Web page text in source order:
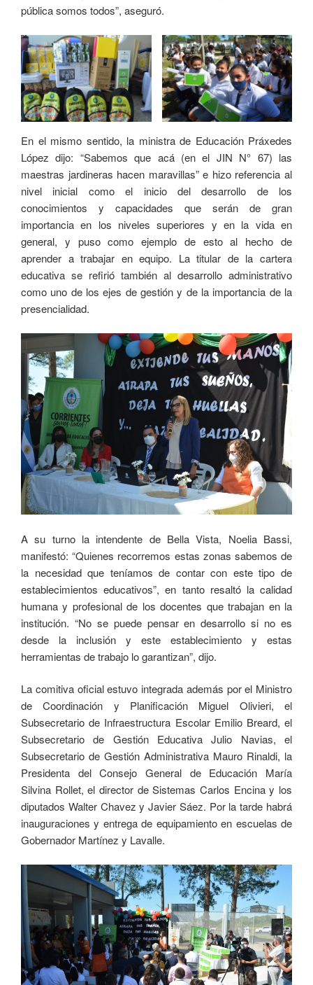
pública somos todos”, aseguró.
En el mismo sentido, la ministra de Educación Práxedes
López dijo: “Sabemos que acá (en el JIN N° 67) las
maestras jardineras hacen maravillas” e hizo referencia al
nivel inicial como el inicio del desarrollo de los
conocimientos y capacidades que serán de gran
importancia en los niveles superiores y en la vida en
general, y puso como ejemplo de esto al hecho de
aprender a trabajar en equipo. La titular de la cartera
educativa se refirió también al desarrollo administrativo
como uno de los ejes de gestión y de la importancia de la
presencialidad.
A su turno la intendente de Bella Vista, Noelia Bassi,
manifestó: “Quienes recorremos estas zonas sabemos de
la necesidad que teníamos de contar con este tipo de
establecimientos educativos”, en tanto resaltó la calidad
humana y profesional de los docentes que trabajan en la
institución. “No se puede pensar en desarrollo si no es
desde la inclusión y este establecimiento y estas
herramientas de trabajo lo garantizan”, dijo.
La comitiva oficial estuvo integrada además por el Ministro
de Coordinación y Planificación Miguel Olivieri, el
Subsecretario de Infraestructura Escolar Emilio Breard, el
Subsecretario de Gestión Educativa Julio Navias, el
Subsecretario de Gestión Administrativa Mauro Rinaldi, la
Presidenta del Consejo General de Educación María
Silvina Rollet, el director de Sistemas Carlos Encina y los
diputados Walter Chavez y Javier Sáez. Por la tarde habrá
inauguraciones y entrega de equipamiento en escuelas de
Gobernador Martínez y Lavalle.